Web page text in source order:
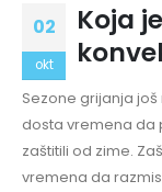
02
okt
Koja
Sezone grijanja
dosta vremena da
zaštitili od zime.
vremena da